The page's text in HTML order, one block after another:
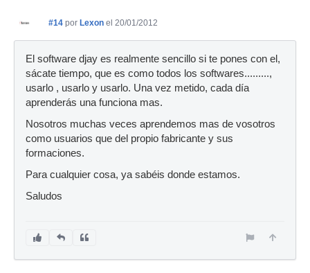
#14 por Lexon el 20/01/2012
El software djay es realmente sencillo si te pones con el,
sácate tiempo, que es como todos los softwares.........,
usarlo , usarlo y usarlo. Una vez metido, cada día
aprenderás una funciona mas.
Nosotros muchas veces aprendemos mas de vosotros
como usuarios que del propio fabricante y sus
formaciones.
Para cualquier cosa, ya sabéis donde estamos.
Saludos